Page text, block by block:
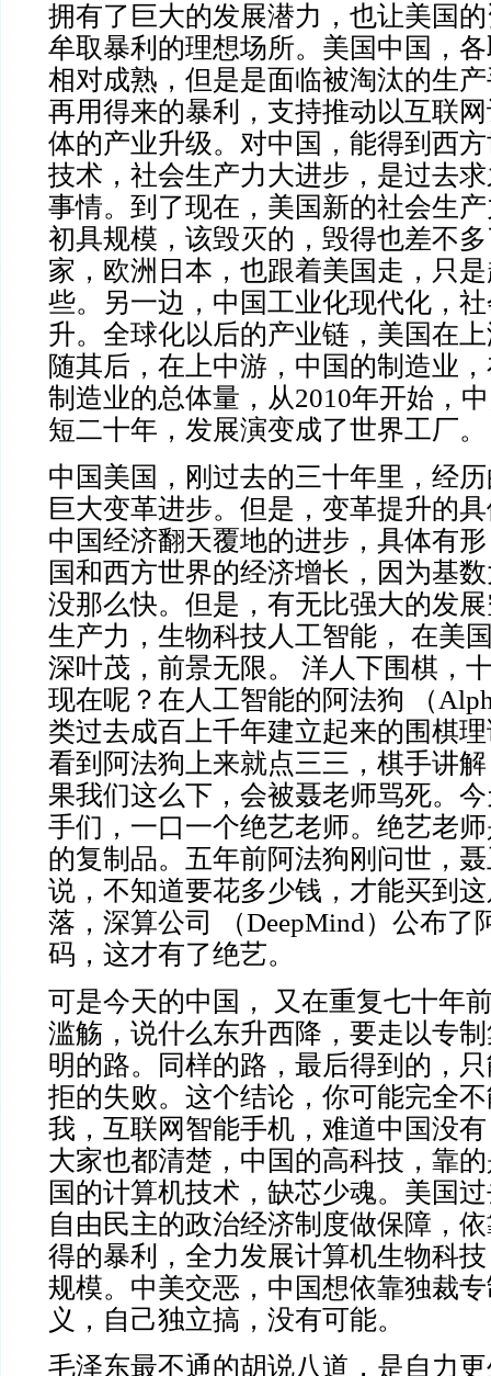
拥有了巨大的发展潜力，也让美国
牟取暴利的理想场所。美国中国，
相对成熟，但是是面临被淘汰的生
再用得来的暴利，支持推动以互联
体的产业升级。对中国，能得到西
技术，社会生产力大进步，是过去
事情。到了现在，美国新的社会生
初具规模，该毁灭的，毁得也差不
家，欧洲日本，也跟着美国走，只
些。另一边，中国工业化现代化，
升。全球化以后的产业链，美国在
随其后，在上中游，中国的制造业
制造业的总体量，从2010年开始，
短二十年，发展演变成了世界工厂。
中国美国，刚过去的三十年里，经
巨大变革进步。但是，变革提升的
中国经济翻天覆地的进步，具体有
国和西方世界的经济增长，因为基
没那么快。但是，有无比强大的发
生产力，生物科技人工智能， 在美
深叶茂，前景无限。 洋人下围棋，
现在呢？在人工智能的阿法狗 （
类过去成百上千年建立起来的围棋
看到阿法狗上来就点三三，棋手讲
果我们这么下，会被聂老师骂死。
手们，一口一个绝艺老师。绝艺老
的复制品。五年前阿法狗刚问世，
说，不知道要花多少钱，才能买到
落，深算公司 （DeepMind）公布了
码，这才有了绝艺。
可是今天的中国， 又在重复七十年
滥觞，说什么东升西降，要走以专
明的路。同样的路，最后得到的，
拒的失败。这个结论，你可能完全
我，互联网智能手机，难道中国没
大家也都清楚，中国的高科技，靠
国的计算机技术，缺芯少魂。美国
自由民主的政治经济制度做保障，
得的暴利，全力发展计算机生物科
规模。中美交恶，中国想依靠独裁
义，自己独立搞，没有可能。
毛泽东最不通的胡说八道，是自力